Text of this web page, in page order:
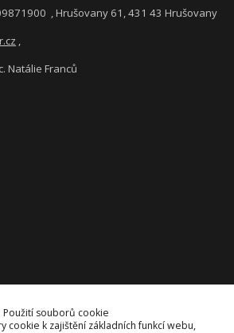
, Hrušovany 61, 431 43 Hrušovany
,
Natálie Franců
Použití souborů cookie
cookie k zajištění základních funkcí webu,